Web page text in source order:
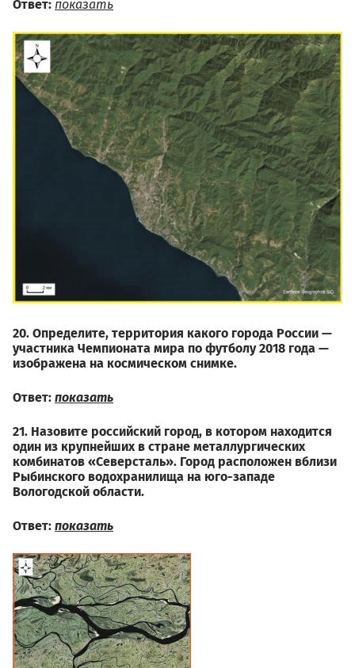
Ответ: показать
20. Определите, территория какого города России —
участника Чемпионата мира по футболу 2018 года —
изображена на космическом снимке.
Ответ: показать
21. Назовите российский город, в котором находится
один из крупнейших в стране металлургических
комбинатов «Северсталь». Город расположен вблизи
Рыбинского водохранилища на юго-западе
Вологодской области.
Ответ: показать